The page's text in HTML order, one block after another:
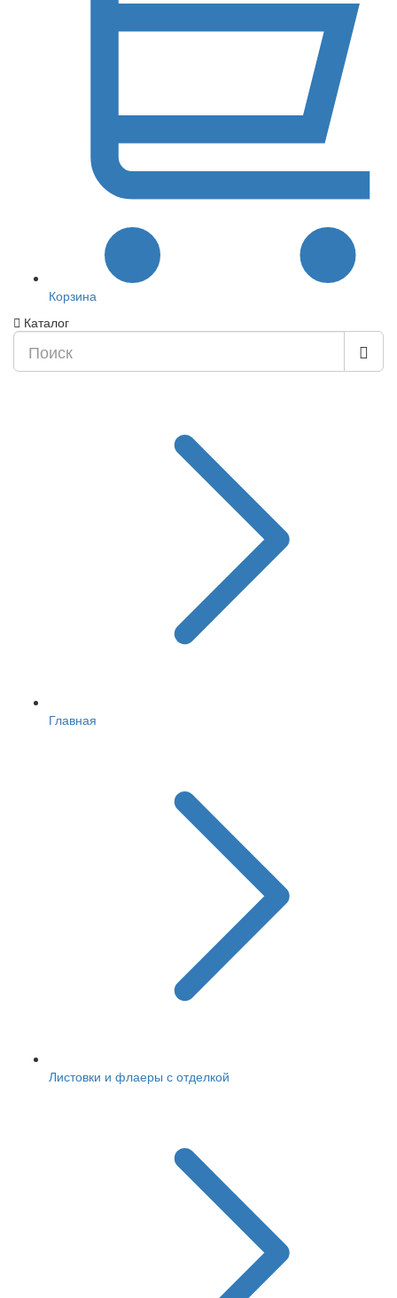
Корзина
Каталог
Главная
Листовки и флаеры с отделкой